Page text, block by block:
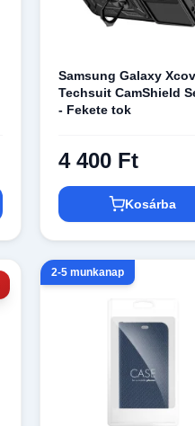
Samsung Galaxy
Techsuit CamShield
- Fekete tok
4 400 Ft
Kosárba
2-5 munkanap